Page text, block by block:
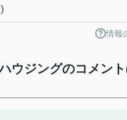
情報
ウジングのコメン